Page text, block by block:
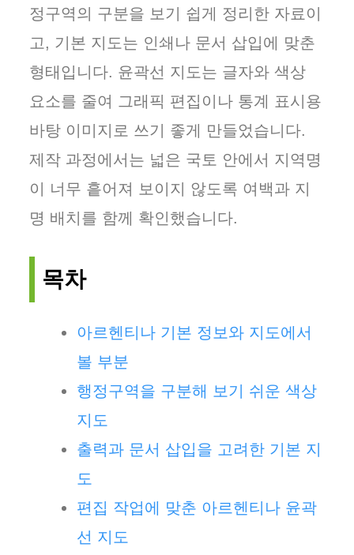
정구역의 구분을 보기 쉽게 정리한 자료이
고, 기본 지도는 인쇄나 문서 삽입에 맞춘
형태입니다. 윤곽선 지도는 글자와 색상
요소를 줄여 그래픽 편집이나 통계 표시용
바탕 이미지로 쓰기 좋게 만들었습니다.
제작 과정에서는 넓은 국토 안에서 지역명
이 너무 흩어져 보이지 않도록 여백과 지
명 배치를 함께 확인했습니다.
목차
아르헨티나 기본 정보와 지도에서
볼 부분
행정구역을 구분해 보기 쉬운 색상
지도
출력과 문서 삽입을 고려한 기본 지
도
편집 작업에 맞춘 아르헨티나 윤곽
선 지도